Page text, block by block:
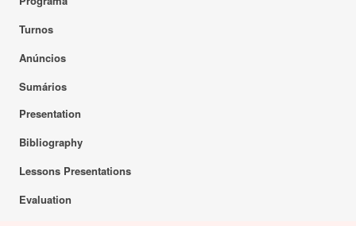
Turnos
Anúncios
Sumários
Presentation
Bibliography
Lessons Presentations
Evaluation